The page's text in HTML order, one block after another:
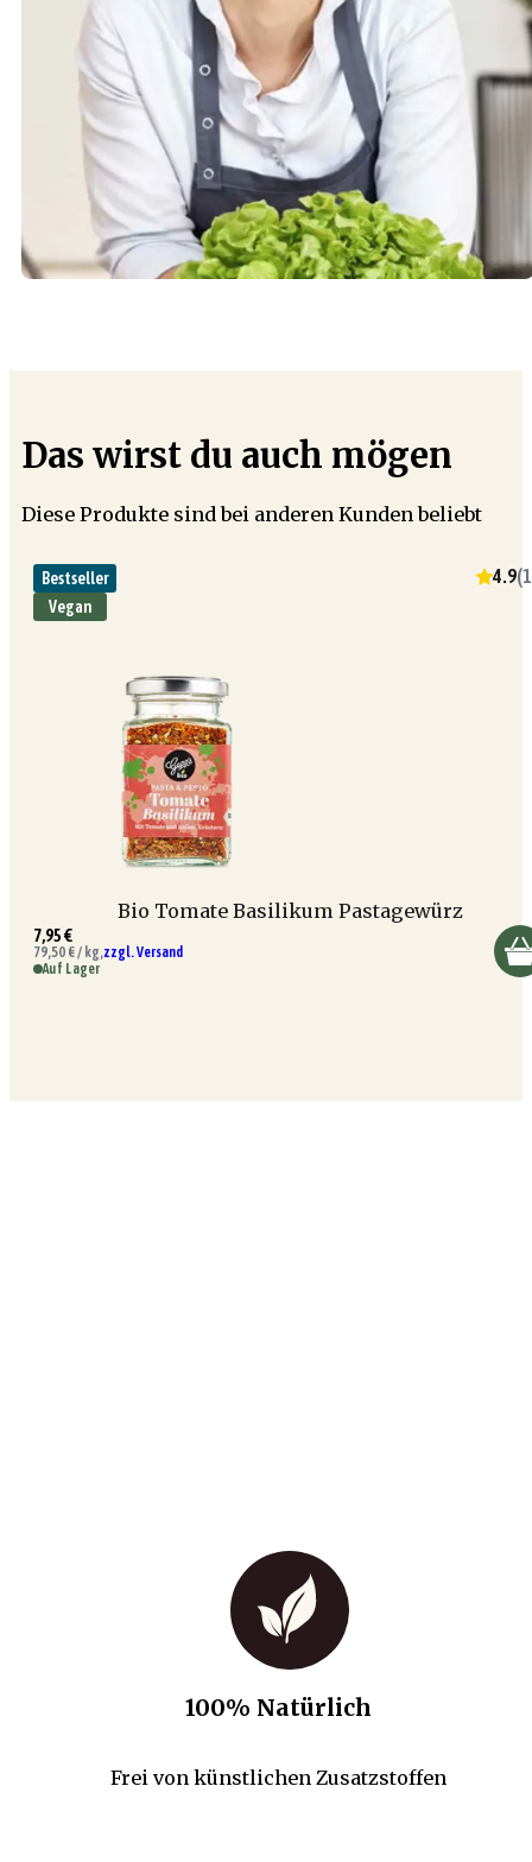
Das wirst du auch mögen
Diese Produkte sind bei anderen Kunden beliebt
Bestseller
Vegan
4.9(
Bio Tomate Basilikum Pastagewürz
7,95 €
79,50 € / kg,zzgl. Versand
Auf Lager
100% Natürlich
Frei von künstlichen Zusatzstoffen